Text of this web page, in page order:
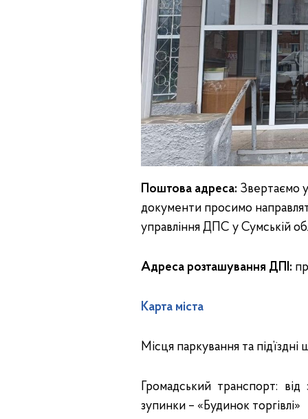
Поштова адреса: Звертаємо
документи просимо
управління ДПС у Сумській
Адреса розташування ДПІ:
Карта міста
Місця паркування та під’їздні
Громадський транспорт:
зупинки – «Будинок торгівлі»